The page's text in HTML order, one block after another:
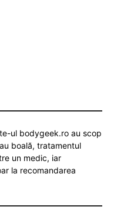
ul bodygeek.ro au scop
boală, tratamentul
un medic, iar
la recomandarea